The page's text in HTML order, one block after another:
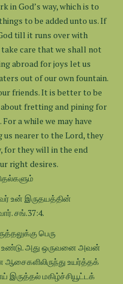
in God’s way, which is to
to be added unto us. If
till it runs over with
care that we shall not
abroad for joys let us
out of our own fountain.
friends. It is better to be
fretting and pining for
a while we may have
nearer to the Lord, they
for they will in the end
right desires.
உன் இருதயத்தின்
சங்.37:4.
பெரு
உண்டு. அது ஒருவனை அவன்
உயர்த்தக்
இருத்தல் மகிழ்ச்சியூட்டக்